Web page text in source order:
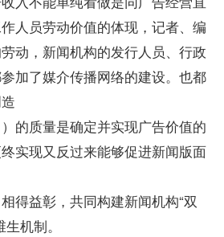
人员劳动价值的体现，记者、编
动，新闻机构的发行人员、行政
加了媒介传播网络的建设。也都
质量是确定并实现广告价值的
实现又反过来能够促进新闻版面
益彰，共同构建新闻机构“双
机制。